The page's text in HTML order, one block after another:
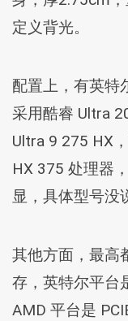
定义背光。
配置上，有英特
采用酷睿 Ultra
Ultra 9 275 HX
HX 375 处理器
显，具体型号没
其他方面，最高
存，英特尔平台
AMD 平台是